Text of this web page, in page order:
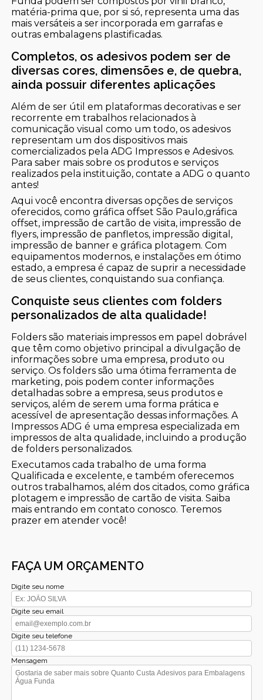
matéria-prima que, por si só, representa uma das
mais versáteis a ser incorporada em garrafas e
outras embalagens plastificadas.
Completos, os adesivos podem ser de
diversas cores, dimensões e, de quebra,
ainda possuir diferentes aplicações
Além de ser útil em plataformas decorativas e ser
recorrente em trabalhos relacionados à
comunicação visual como um todo, os adesivos
representam um dos dispositivos mais
comercializados pela ADG Impressos e Adesivos.
Para saber mais sobre os produtos e serviços
realizados pela instituição, contate a ADG o quanto
antes!
Aqui você encontra diversas opções de serviços
oferecidos, como gráfica offset São Paulo,gráfica
offset, impressão de cartão de visita, impressão de
flyers, impressão de panfletos, impressão digital,
impressão de banner e gráfica plotagem. Com
equipamentos modernos, e instalações em ótimo
estado, a empresa é capaz de suprir a necessidade
de seus clientes, conquistando sua confiança.
Conquiste seus clientes com folders
personalizados de alta qualidade!
Folders são materiais impressos em papel dobrável
que têm como objetivo principal a divulgação de
informações sobre uma empresa, produto ou
serviço. Os folders são uma ótima ferramenta de
marketing, pois podem conter informações
detalhadas sobre a empresa, seus produtos e
serviços, além de serem uma forma prática e
acessível de apresentação dessas informações. A
Impressos ADG é uma empresa especializada em
impressos de alta qualidade, incluindo a produção
de folders personalizados.
Executamos cada trabalho de uma forma
Qualificada e excelente, e também oferecemos
outros trabalhamos, além dos citados, como gráfica
plotagem e impressão de cartão de visita. Saiba
mais entrando em contato conosco. Teremos
prazer em atender você!
FAÇA UM ORÇAMENTO
Digite seu nome
Digite seu email
Digite seu telefone
Mensagem